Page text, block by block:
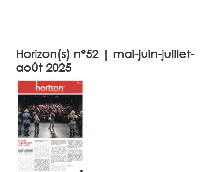
Horizon(s) n°52 | mai-juin-juillet-
août 2025